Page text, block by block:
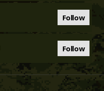
Follow
Follow